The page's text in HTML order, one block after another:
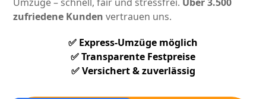
zufriedene Kunden vertrauen uns.
✅ Express-Umzüge möglich
✅ Transparente Festpreise
✅ Versichert & zuverlässig